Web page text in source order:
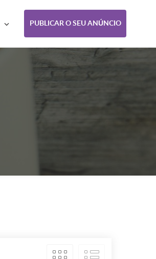
PUBLICAR O SEU ANÚNCIO